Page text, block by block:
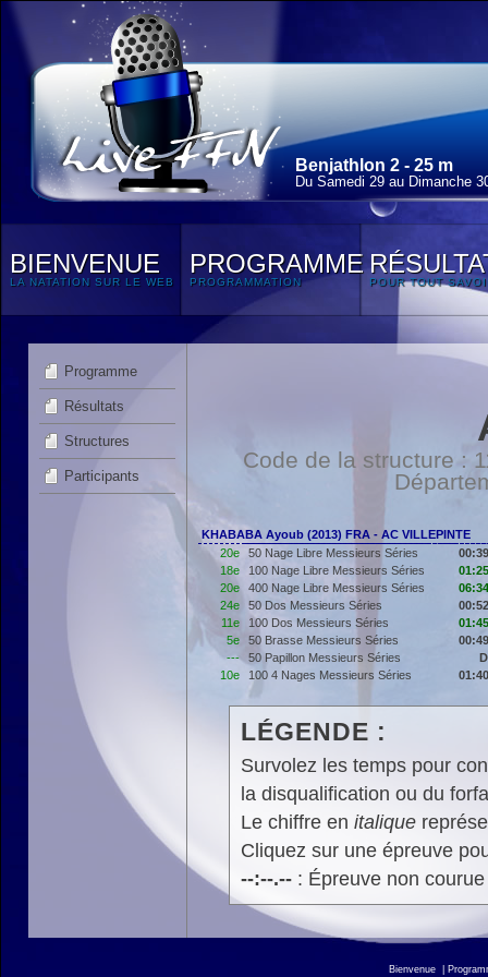
Benjathlon 2 - 25 m
Du Samedi 29 au Dimanche
BIENVENUE
LA NATATION SUR LE WEB
PROGRAMME
PROGRAMMATION POUR TOUT
Programme
Résultats
Structures
Participants
Code de la structure :
KHABABA Ayoub (2013) FRA - AC VILLEPINTE
20e
50 Nage Libre Messieurs Séries
18e
100 Nage Libre Messieurs Séries
20e
400 Nage Libre Messieurs Séries
24e
50 Dos Messieurs Séries
11e
100 Dos Messieurs Séries
5e
50 Brasse Messieurs Séries
---
50 Papillon Messieurs Séries
10e
100 4 Nages Messieurs Séries
LÉGENDE :
Survolez les temps pour
la disqualification ou du
Le chiffre en italique
Cliquez sur une épreuve
--:--.--: Épreuve non
Bienvenue